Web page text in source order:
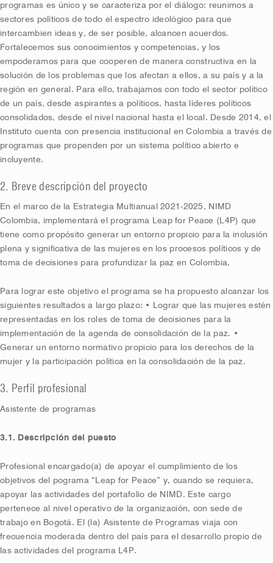
programas es único y se caracteriza por el diálogo: reunimos a
sectores políticos de todo el espectro ideológico para que
intercambien ideas y, de ser posible, alcancen acuerdos.
Fortalecemos sus conocimientos y competencias, y los
empoderamos para que cooperen de manera constructiva en la
solución de los problemas que los afectan a ellos, a su país y a la
región en general. Para ello, trabajamos con todo el sector político
de un país, desde aspirantes a políticos, hasta líderes políticos
consolidados, desde el nivel nacional hasta el local. Desde 2014, el
Instituto cuenta con presencia institucional en Colombia a través de
programas que propenden por un sistema político abierto e
incluyente.
2. Breve descripción del proyecto
En el marco de la Estrategia Multianual 2021-2025, NIMD
Colombia, implementará el programa Leap for Peace (L4P) que
tiene como propósito generar un entorno propicio para la inclusión
plena y significativa de las mujeres en los procesos políticos y de
toma de decisiones para profundizar la paz en Colombia.
Para lograr este objetivo el programa se ha propuesto alcanzar los
siguientes resultados a largo plazo: • Lograr que las mujeres estén
representadas en los roles de toma de decisiones para la
implementación de la agenda de consolidación de la paz. •
Generar un entorno normativo propicio para los derechos de la
mujer y la participación política en la consolidación de la paz.
3. Perfil profesional
Asistente de programas
3.1. Descripción del puesto
Profesional encargado(a) de apoyar el cumplimiento de los
objetivos del pograma “Leap for Peace” y, cuando se requiera,
apoyar las actividades del portafolio de NIMD. Este cargo
pertenece al nivel operativo de la organización, con sede de
trabajo en Bogotá. El (la) Asistente de Programas viaja con
frecuencia moderada dentro del país para el desarrollo propio de
las actividades del programa L4P.